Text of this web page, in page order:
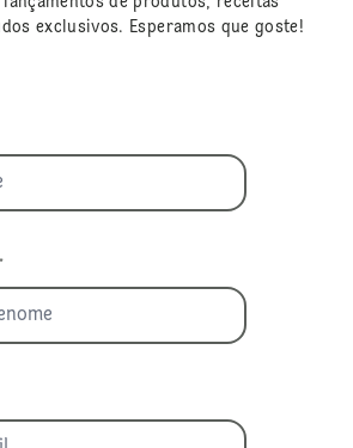
exclusivos. Esperamos que goste!